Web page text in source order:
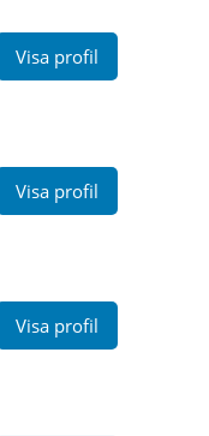
Visa profil
Visa profil
Visa profil